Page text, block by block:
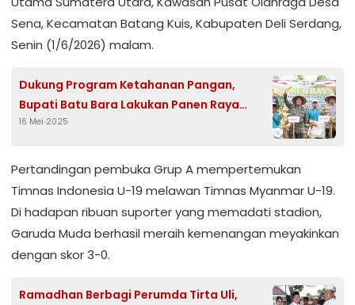
Sena, Kecamatan Batang Kuis, Kabupaten Deli Serdang,
Senin (1/6/2026) malam.
Dukung Program Ketahanan Pangan,
Bupati Batu Bara Lakukan Panen Raya
Jagung
16 Mei 2025
Pertandingan pembuka Grup A mempertemukan
Timnas Indonesia U-19 melawan Timnas Myanmar U-19.
Di hadapan ribuan suporter yang memadati stadion,
Garuda Muda berhasil meraih kemenangan meyakinkan
dengan skor 3-0.
Ramadhan Berbagi Perumda Tirta Uli,